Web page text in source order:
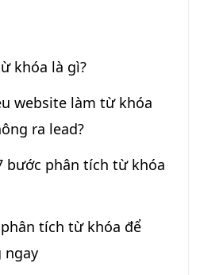
khóa là gì?
website làm từ khóa
ra lead?
bước phân tích từ khóa
tích từ khóa để
ngay